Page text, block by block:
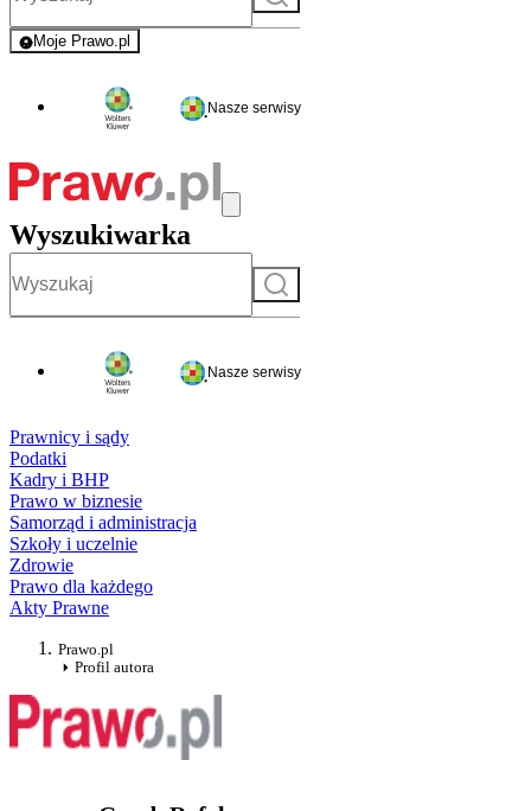
Moje Prawo.pl
- rejestracja i logowanie do serwisu
Nasze serwisy
Wyszukiwarka
Szukaj
Nasze serwisy
Prawnicy i sądy
Podatki
Kadry i BHP
Prawo w biznesie
Samorząd i administracja
Szkoły i uczelnie
Zdrowie
Prawo dla każdego
Akty Prawne
Prawo.pl
Profil autora